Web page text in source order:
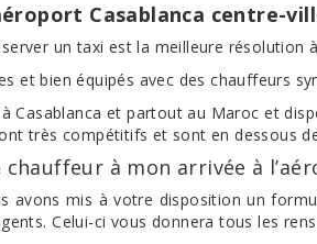
Casablanca centre-
un taxi est la meilleure
et bien équipés avec des chauffeurs
Casablanca et partout au Maroc et
très compétitifs et sont en dessous
à mon arrivée à
avons mis à votre disposition un
Celui-ci vous donnera tous les